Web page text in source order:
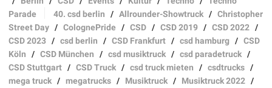
Parade
40. csd berlin /Allrounder-Showtruck/Christopher
Street Day /ColognePride /CSD /CSD 2019 /CSD 2022 /
CSD 2023 /csd berlin /CSD Frankfurt /csd hamburg /CSD
Köln /CSD München /csd musiktruck/csd paradetruck/
CSD Stuttgart /CSD Truck/csd truck mieten /csdtrucks /
mega truck/megatrucks / Musiktruck/ Musiktruck 2022 /